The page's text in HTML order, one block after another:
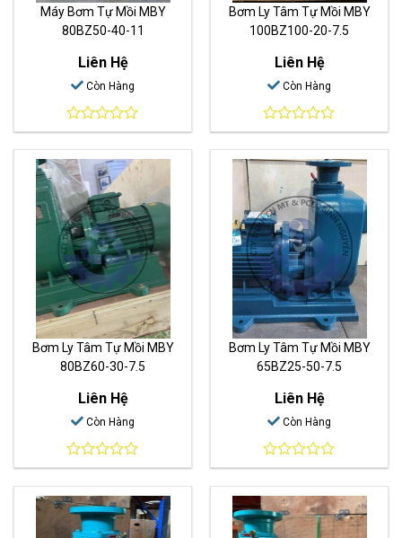
Máy Bơm Tự Mồi MBY
80BZ50-40-11
Liên Hệ
Còn Hàng
0
out
of
5
Bơm Ly Tâm Tự Mồi MBY
100BZ100-20-7.5
Liên Hệ
Còn Hàng
0
out
of
Bơm Ly Tâm Tự Mồi MBY
80BZ60-30-7.5
Liên Hệ
Còn Hàng
0
out
of
5
Bơm Ly Tâm Tự Mồi MBY
65BZ25-50-7.5
Liên Hệ
Còn Hàng
0
out
of
5